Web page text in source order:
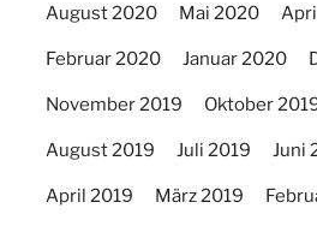
August 2020 Mai 2020
Februar 2020 Januar 2020
November 2019 Oktober
August 2019 Juli 2019 Juni
April 2019 März 2019